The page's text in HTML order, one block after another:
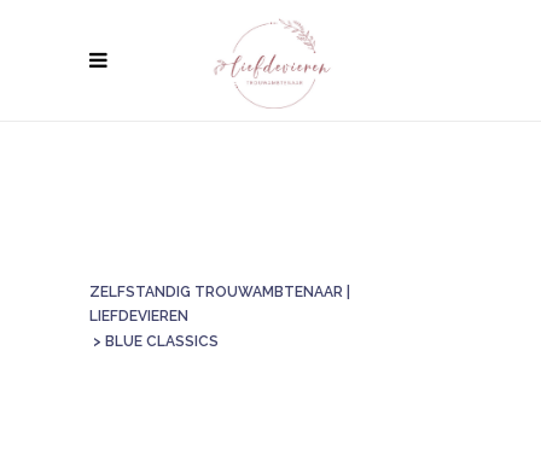
ZELFSTANDIG TROUWAMBTENAAR |
LIEFDEVIEREN
> BLUE CLASSICS